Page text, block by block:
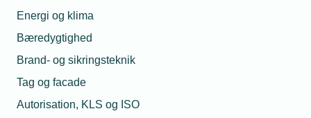
Energi og klima
Bæredygtighed
Brand- og sikringsteknik
Tag og facade
Autorisation, KLS og ISO
08. aug. 2024
Få tilskud til
virksomhed
mere digital
13. sep. 2023